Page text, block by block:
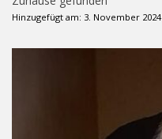
Hinzugefügt am: 3. November 2024